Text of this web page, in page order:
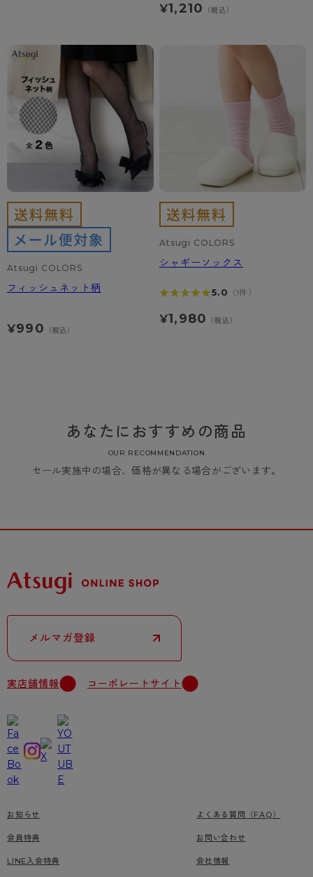
¥1,210 （税込）
Atsugi COLORS
フィッシュネット柄
¥990 （税込）
Atsugi COLORS
シャギーソックス
★★★★★
★★★★★5.0 （1件）
¥1,980 （税込）
あなたにおすすめの商品
OUR RECOMMENDATION
セール実施中の場合、価格が異なる場合がございます。
メルマガ登録
実店舗情報 コーポレートサイト
お知らせ
会員特典
LINE入会特典
よくある質問（FAQ）
お問い合わせ
会社情報